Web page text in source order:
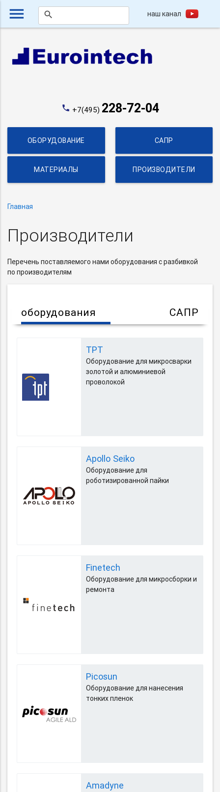
menu search наш канал
phone +7(495) 228-72-04
ОБОРУДОВАНИЕ САПР
МАТЕРИАЛЫ ПРОИЗВОДИТЕЛИ
Главная
Производители
Перечень поставляемого нами оборудования с разбивкой
по производителям
оборудования САПР
TPT
Оборудование для микросварки
золотой и алюминиевой
проволокой
Apollo Seiko
Оборудование для
роботизированной пайки
Finetech
Оборудование для микросборки и
ремонта
Picosun
Оборудование для нанесения
тонких пленок
Amadyne